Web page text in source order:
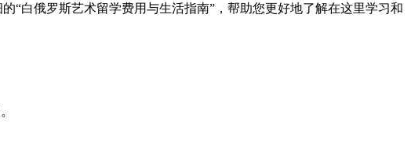
“白俄罗斯艺术留学费用与生活指南”，帮助您更好地了解在这里学习和